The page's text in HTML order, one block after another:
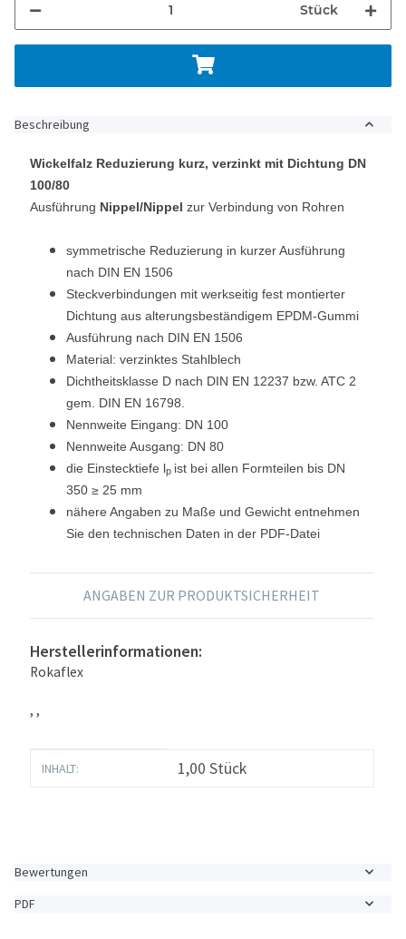
Stück
Beschreibung
Wickelfalz Reduzierung kurz, verzinkt mit Dichtung DN
100/80
Ausführung Nippel/Nippel zur Verbindung von Rohren
symmetrische Reduzierung in kurzer Ausführung
nach DIN EN 1506
Steckverbindungen mit werkseitig fest montierter
Dichtung aus alterungsbeständigem EPDM-Gummi
Ausführung nach DIN EN 1506
Material: verzinktes Stahlblech
Dichtheitsklasse D nach DIN EN 12237 bzw. ATC 2
gem. DIN EN 16798.
Nennweite Eingang: DN 100
Nennweite Ausgang: DN 80
die Einstecktiefe lp ist bei allen Formteilen bis DN
350 ≥ 25 mm
nähere Angaben zu Maße und Gewicht entnehmen
Sie den technischen Daten in der PDF-Datei
ANGABEN ZUR PRODUKTSICHERHEIT
Herstellerinformationen:
Rokaflex
, ,
Produkteigenschaft
Wert
INHALT: 1,00 Stück
Bewertungen
PDF